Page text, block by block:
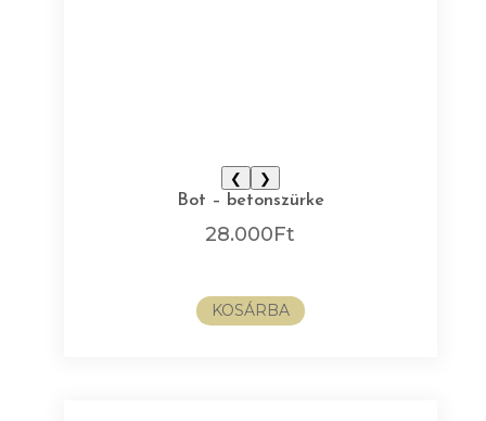
❮
❯
Bot – betonszürke
28.000Ft
KOSÁRBA